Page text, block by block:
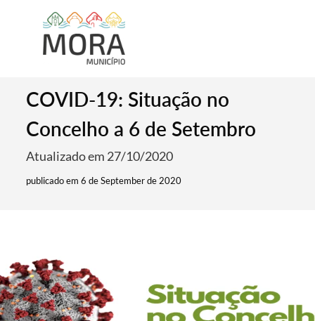
COVID-19: Situação no
Concelho a 6 de Setembro
Atualizado em 27/10/2020
publicado em 6 de September de 2020